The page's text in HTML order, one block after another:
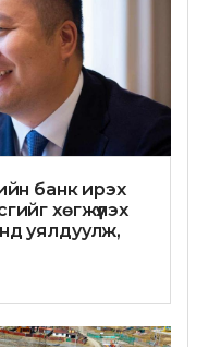
банк ирэх
хөгжүүлэх
уялдуулж,